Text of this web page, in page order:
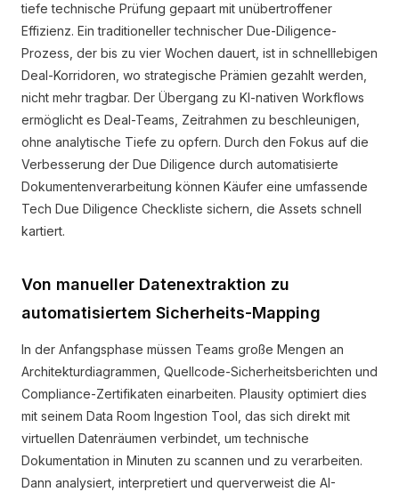
tiefe technische Prüfung gepaart mit unübertroffener
Effizienz. Ein traditioneller technischer Due-Diligence-
Prozess, der bis zu vier Wochen dauert, ist in schnelllebigen
Deal-Korridoren, wo strategische Prämien gezahlt werden,
nicht mehr tragbar. Der Übergang zu KI-nativen Workflows
ermöglicht es Deal-Teams, Zeitrahmen zu beschleunigen,
ohne analytische Tiefe zu opfern. Durch den Fokus auf die
Verbesserung der Due Diligence durch automatisierte
Dokumentenverarbeitung können Käufer eine umfassende
Tech Due Diligence Checkliste sichern, die Assets schnell
kartiert.
Von manueller Datenextraktion zu
automatisiertem Sicherheits-Mapping
In der Anfangsphase müssen Teams große Mengen an
Architekturdiagrammen, Quellcode-Sicherheitsberichten und
Compliance-Zertifikaten einarbeiten. Plausity optimiert dies
mit seinem Data Room Ingestion Tool, das sich direkt mit
virtuellen Datenräumen verbindet, um technische
Dokumentation in Minuten zu scannen und zu verarbeiten.
Dann analysiert, interpretiert und querverweist die AI-